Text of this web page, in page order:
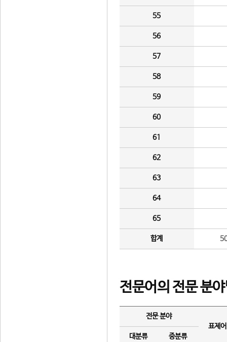
55
56
57
58
59
60
61
62
63
64
65
합계
전문어의 전문 분
전문 분야
표제
대분류
중분류